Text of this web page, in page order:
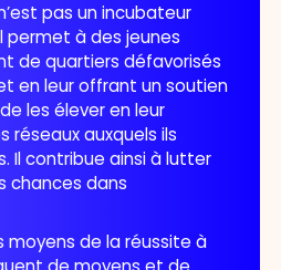
pas un incubateur
permet à des jeunes
de quartiers défavorisés
en leur offrant un soutien
les élever en leur
auxquels ils
Il contribue ainsi à lutter
chances dans
moyens de la réussite à